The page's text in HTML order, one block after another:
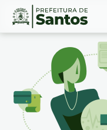
Ir
Conteúdo